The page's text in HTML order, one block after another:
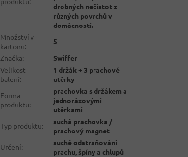
drobných nečistot z
různých povrchů v
domácnosti.
Množství v
kartonu:
5
Značka:
Swiffer
Velikost
balení:
1 držák + 3 prachové
utěrky
Forma
produktu:
prachovka s držákem a
jednorázovými
utěrkami
Typ produktu:
suchá prachovka /
prachový magnet
Určení:
suché odstraňování
prachu, špíny a chlupů